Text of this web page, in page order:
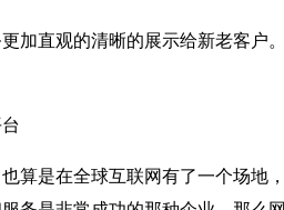
直观的清晰的展示给新老客户
是在全球互联网有了一个场地，